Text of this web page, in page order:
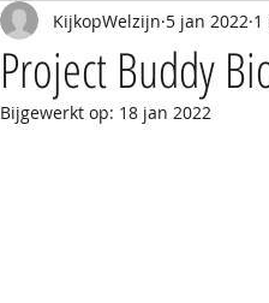
Project Buddy
KijkopWelzijn 5 jan 2022 1
Bijgewerkt op: 18 jan 2022